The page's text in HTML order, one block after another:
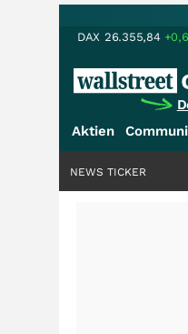
DAX 26.355,84
Aktien
NEWS TICKER